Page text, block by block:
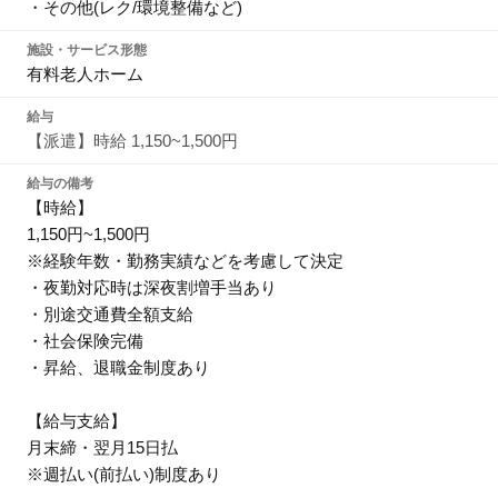
・その他(レク/環境整備など)
施設・サービス形態
有料老人ホーム
給与
【派遣】時給 1,150~1,500円
給与の備考
【時給】
1,150円~1,500円
※経験年数・勤務実績などを考慮して決定
・夜勤対応時は深夜割増手当あり
・別途交通費全額支給
・社会保険完備
・昇給、退職金制度あり
【給与支給】
月末締・翌月15日払
※週払い(前払い)制度あり